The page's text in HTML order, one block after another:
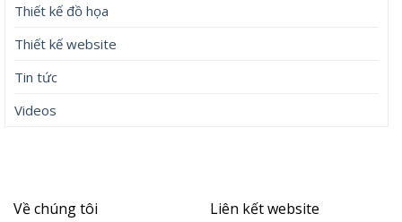
Thiết kế đồ họa
Thiết kế website
Tin tức
Videos
Về chúng tôi Liên kết website